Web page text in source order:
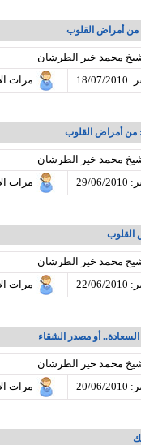
محمد خير الطرشان
مرات
محمد خير الطرشان
مرات
محمد خير الطرشان
مرات
محمد خير الطرشان
مرات